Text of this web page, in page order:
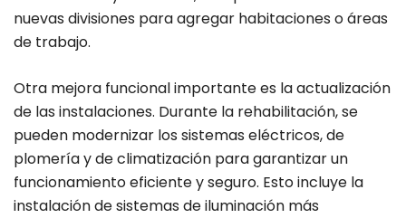
nuevas divisiones para agregar habitaciones o áreas
de trabajo.
Otra mejora funcional importante es la actualización
de las instalaciones. Durante la rehabilitación, se
pueden modernizar los sistemas eléctricos, de
plomería y de climatización para garantizar un
funcionamiento eficiente y seguro. Esto incluye la
instalación de sistemas de iluminación más